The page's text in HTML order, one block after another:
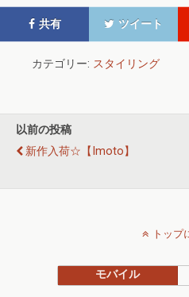
共有 ツイート
カテゴリー: スタイリング
以前の投稿
新作入荷☆【imoto】
トップ
モバイル